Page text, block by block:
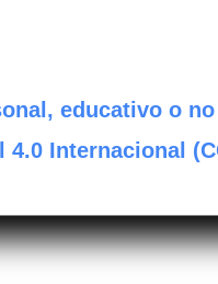
educativo o
4.0 Internacional